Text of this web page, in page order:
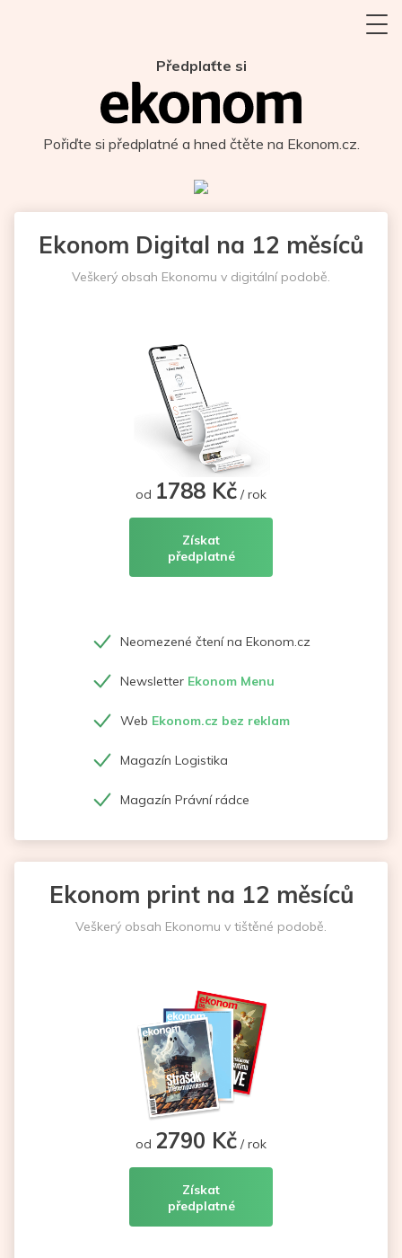
Předplaťte si
Pořiďte si předplatné a hned čtěte na Ekonom.cz.
Ekonom Digital na 12 měsíců
Veškerý obsah Ekonomu v digitální podobě.
od 1788 Kč / rok
Získat
předplatné
Neomezené čtení na Ekonom.cz
Newsletter Ekonom Menu
Web Ekonom.cz bez reklam
Magazín Logistika
Magazín Právní rádce
Ekonom print na 12 měsíců
Veškerý obsah Ekonomu v tištěné podobě.
od 2790 Kč / rok
Získat
předplatné